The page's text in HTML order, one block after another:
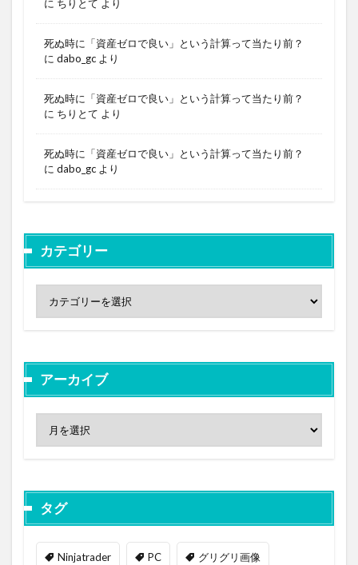
に ちりとて より
死ぬ時に「資産ゼロで良い」という計算って当たり前？
に dabo_gc より
死ぬ時に「資産ゼロで良い」という計算って当たり前？
に ちりとて より
死ぬ時に「資産ゼロで良い」という計算って当たり前？
に dabo_gc より
カテゴリー
アーカイブ
タグ
Ninjatrader PC グリグリ画像